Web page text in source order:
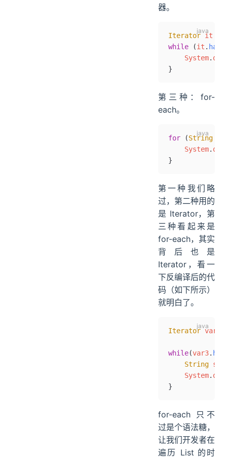
器。
Iterator it
while (it .
    System
. out
}
第三种：for-
each。
for (String
    System
. out
}
第一种我们略
过，第二种用的
是 Iterator，第
三种看起来是
for-each，其实
背后也是
Iterator，看一
下反编译后的代
码（如下所示）
就明白了。
Iterator var3
while(var3.
    String
    System
. out
}
for-each 只不
过是个语法糖，
让我们开发者在
遍历 List 的时